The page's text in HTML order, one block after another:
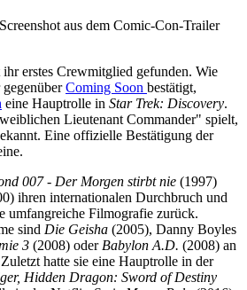
erstes Crewmitglied gefunden. Wie
Coming Soon bestätigt,
eine Hauptrolle in Star Trek: Discovery.
Lieutenant Commander" spielt,
Eine offizielle Bestätigung der
007 - Der Morgen stirbt nie (1997)
ihren internationalen Durchbruch und
umfangreiche Filmografie zurück.
sind Die Geisha (2005), Danny Boyles
3 (2008) oderBabylon A.D. (2008) an
hatte sie eine Hauptrolle in der
Hidden Dragon: Sword of Destiny